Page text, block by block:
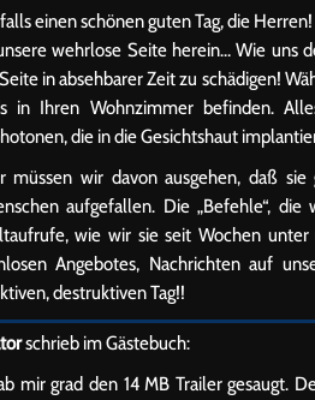
einen schönen guten Tag, die
wehrlose Seite herein… Wie uns
in absehbarer Zeit zu schädigen!
in Ihren Wohnzimmer befinden.
die in die Gesichtshaut
müssen wir davon ausgehen, daß
aufgefallen. Die „Befehle“,
wie wir sie seit Wochen
Angebotes, Nachrichten auf
destruktiven Tag!!
schrieb im Gästebuch:
mir grad den 14 MB Trailer gesaugt.